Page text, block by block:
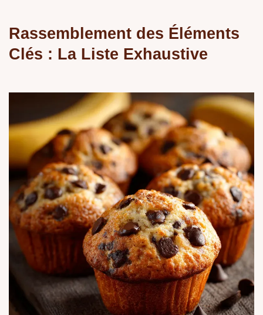
Rassemblement des Éléments
Clés : La Liste Exhaustive